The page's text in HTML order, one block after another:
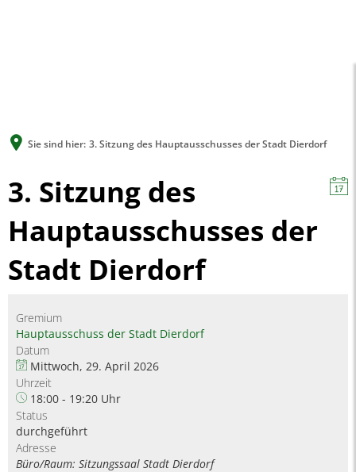
Sie sind hier: 3. Sitzung des Hauptausschusses der Stadt Dierdorf
3. Sitzung des
Hauptausschusses der
Stadt Dierdorf
Gremium
Hauptausschuss der Stadt Dierdorf
Datum
Mittwoch, 29. April 2026
Uhrzeit
18:00 - 19:20 Uhr
Status
durchgeführt
Adresse
Büro/Raum: Sitzungssaal Stadt Dierdorf